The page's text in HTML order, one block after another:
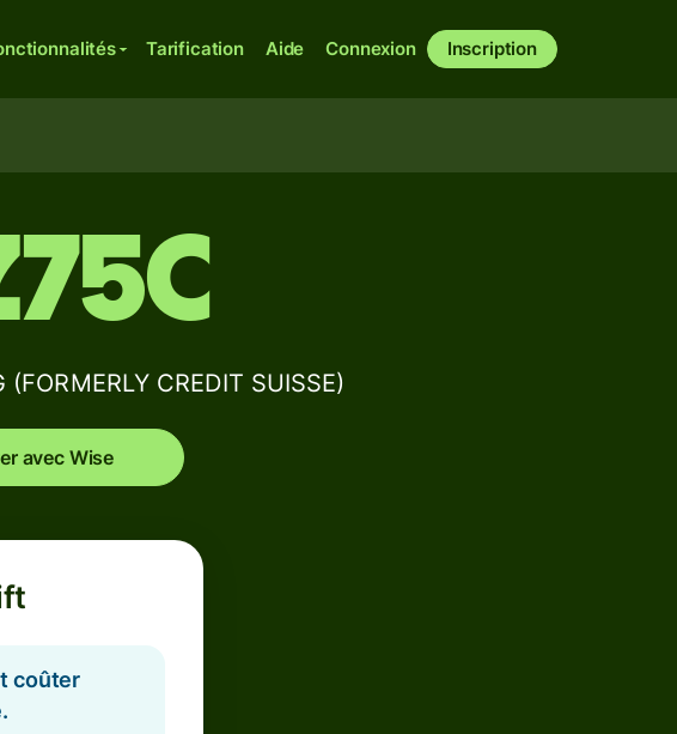
Tarification Aide Connexion Inscription
CREDIT SUISSE)
avec Wise
coûter